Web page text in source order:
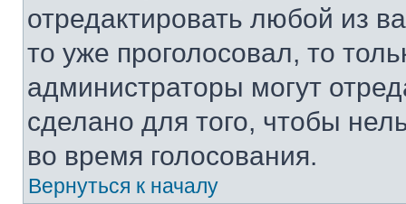
отредактировать любой из
то уже проголосовал, то
администраторы могут
сделано для того, чтобы
во время голосования.
Вернуться к началу